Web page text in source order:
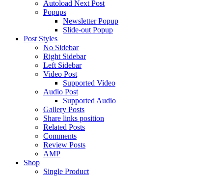
Autoload Next Post
Popups
Newsletter Popup
Slide-out Popup
Post Styles
No Sidebar
Right Sidebar
Left Sidebar
Video Post
Supported Video
Audio Post
Supported Audio
Gallery Posts
Share links position
Related Posts
Comments
Review Posts
AMP
Shop
Single Product